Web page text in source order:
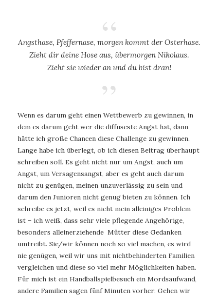
Angsthase, Pfeffernase, morgen kommt der Osterhase.
Zieht dir deine Hose aus, übermorgen Nikolaus.
Zieht sie wieder an und du bist dran!
Wenn es darum geht einen Wettbewerb zu gewinnen, in
dem es darum geht wer die diffuseste Angst hat, dann
hätte ich große Chancen diese Challenge zu gewinnen.
Lange habe ich überlegt, ob ich diesen Beitrag überhaupt
schreiben soll. Es geht nicht nur um Angst, auch um
Angst, um Versagensangst, aber es geht auch darum
nicht zu genügen, meinen unzuverlässig zu sein und
darum den Junioren nicht genug bieten zu können. Ich
schreibe es jetzt, weil es nicht mein alleiniges Problem
ist – ich weiß, dass sehr viele pflegende Angehörige,
besonders alleinerziehende Mütter diese Gedanken
umtreibt. Sie/wir können noch so viel machen, es wird
nie genügen, weil wir uns mit nichtbehinderten Familien
vergleichen und diese so viel mehr Möglichkeiten haben.
Für mich ist ein Handballspielbesuch ein Mordsaufwand,
andere Familien sagen fünf Minuten vorher: Gehen wir